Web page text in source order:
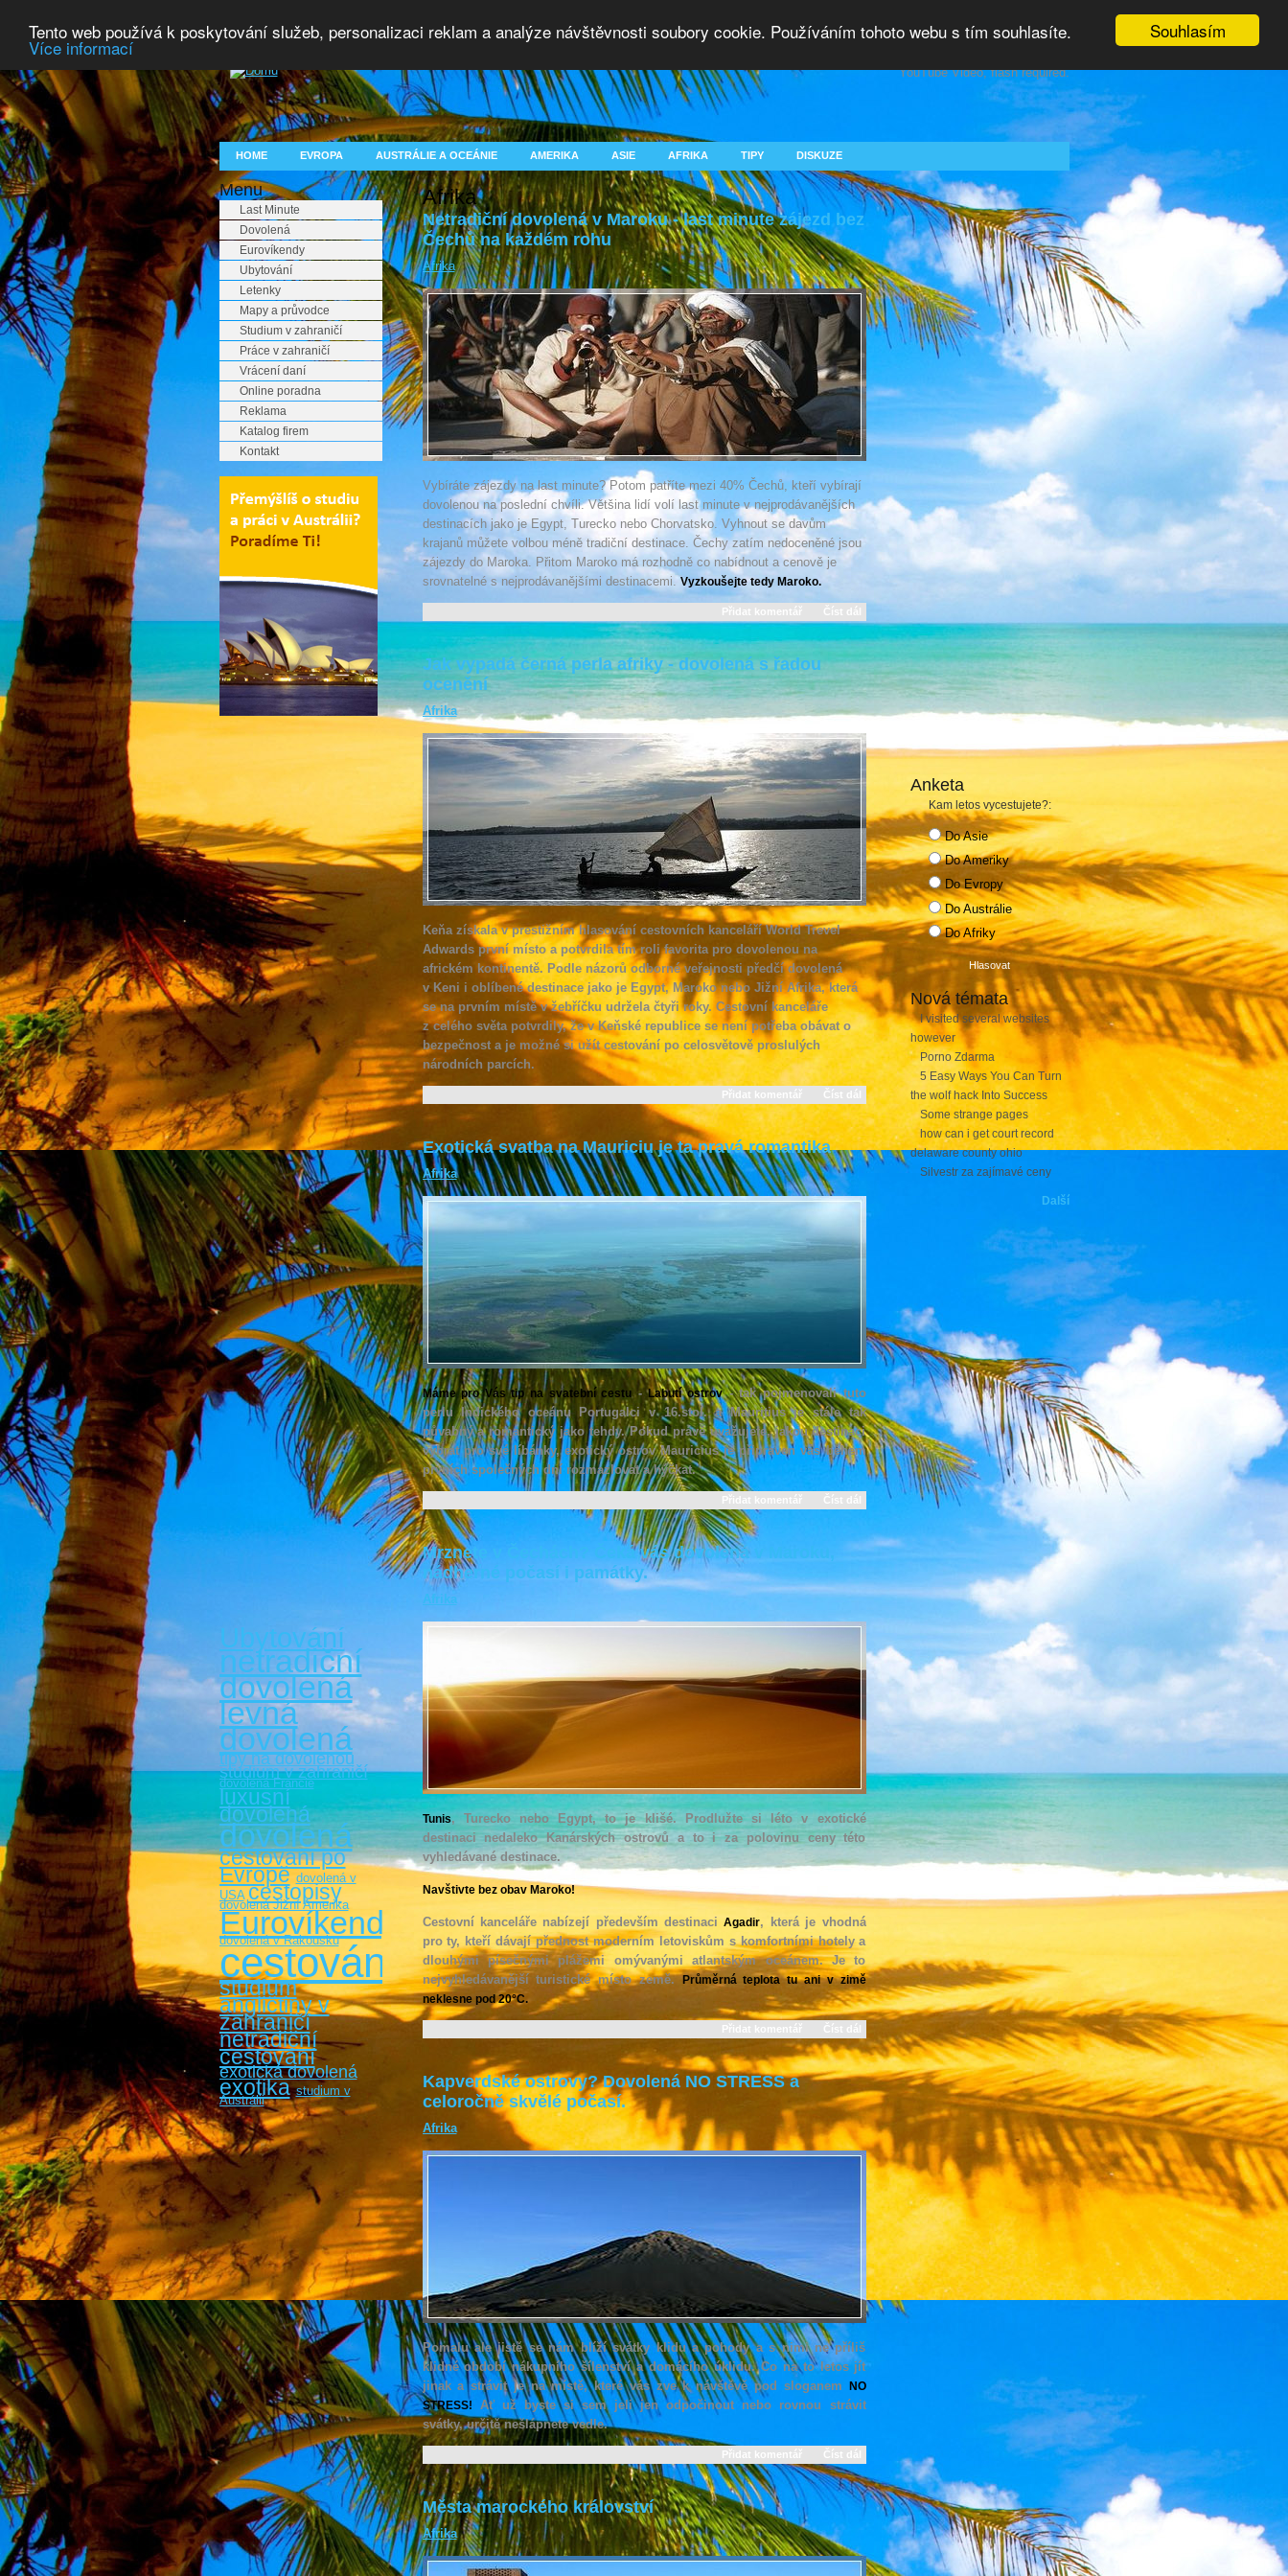
Souhlasím
Tento web používá k poskytování služeb, personalizaci reklam a analýze návštěvnosti soubory cookie. Používáním tohoto webu s tím souhlasíte.
Více informací
YouTube Video, flash required.
HOME EVROPA AUSTRÁLIE A OCEÁNIE AMERIKA ASIE AFRIKA TIPY DISKUZE
Menu
Last Minute
Dovolená
Eurovíkendy
Ubytování
Letenky
Mapy a průvodce
Studium v zahraničí
Práce v zahraničí
Vrácení daní
Online poradna
Reklama
Katalog firem
Kontakt
Ubytování
netradiční
dovolená
levná
dovolená
tipy na dovolenou
studium v zahraničí
dovolená Francie
luxusní
dovolená
dovolená
cestovaní po
Evropě dovolená v
USA cestopisy
dovolená Jižní Amerika
Eurovíkendy
dovolená v Rakousku
cestování
studium
angličtiny v
zahraničí
netradiční
cestování
exotická dovolená
exotika studium v
Austrálii
Anketa
Kam letos vycestujete?:
Do Asie
Do Ameriky
Do Evropy
Do Austrálie
Do Afriky
Nová témata
I visited several websites
however
Porno Zdarma
5 Easy Ways You Can Turn
the wolf hack Into Success
Some strange pages
how can i get court record
delaware county ohio
Silvestr za zajímavé ceny
Další
Afrika
Netradiční dovolená v Maroku - last minute zájezd bez
Čechů na každém rohu
Afrika
Vybíráte zájezdy na last minute? Potom patříte mezi 40% Čechů, kteří vybírají
dovolenou na poslední chvíli. Většina lidí volí last minute v nejprodávanějších
destinacích jako je Egypt, Turecko nebo Chorvatsko. Vyhnout se davům
krajanů můžete volbou méně tradiční destinace. Čechy zatím nedoceněné jsou
zájezdy do Maroka. Přitom Maroko má rozhodně co nabídnout a cenově je
srovnatelné s nejprodávanějšími destinacemi. Vyzkoušejte tedy Maroko.
Přidat komentář Číst dál
Jak vypadá černá perla afriky - dovolená s řadou
ocenění
Afrika
Keňa získala v prestižním hlasování cestovních kanceláří World Trevel
Adwards první místo a potvrdila tím roli favorita pro dovolenou na
africkém kontinentě. Podle názorů odborné veřejnosti předčí dovolená
v Keni i oblíbené destinace jako je Egypt, Maroko nebo Jižní Afrika, která
se na prvním místě v žebříčku udržela čtyři roky. Cestovní kanceláře
z celého světa potvrdily, že v Keňské republice se není potřeba obávat o
bezpečnost a je možné si užít cestování po celosvětově proslulých
národních parcích.
Přidat komentář Číst dál
Exotická svatba na Mauriciu je ta pravá romantika
Afrika
Máme pro Vás tip na svatební cestu-Labutí ostrov- tak pojmenovali tuto
perlu Indického oceánu Portugalci v 16.stol. a Mauritius je stále tak
půvabný a romantický jako tehdy. Pokud právě uvažujete, jakou destinaci
vybrat pro své líbánky, exotický ostrov Mauricius je připraven vás během
prvních společných dní rozmazlovat a hýčkat.
Přidat komentář Číst dál
Mrznete v Čechách? Čeká vás dovolená v Maroku,
nádherné počasí i památky.
Afrika
Tunis, Turecko nebo Egypt, to je klišé. Prodlužte si léto v exotické
destinaci nedaleko Kanárských ostrovů a to i za polovinu ceny této
vyhledávané destinace.
Navštivte bez obav Maroko!
Cestovní kanceláře nabízejí především destinaciAgadir, která je vhodná
pro ty, kteří dávají přednost moderním letoviskům s komfortními hotely a
dlouhými písečnými plážemi omývanými atlantským oceánem. Je to
nejvyhledávanější turistické místo země.Průměrná teplota tu ani v zimě
neklesne pod 20°C.
Přidat komentář Číst dál
Kapverdské ostrovy? Dovolená NO STRESS a
celoročně skvělé počasí.
Afrika
Pomalu ale jistě se nám blíží svátky klidu a pohody a s nimi ne příliš
klidné období nákupního šílenství a domácího úklidu. Co na to letos jít
jinak a strávit je na místě, které vás zve k návštěvě pod sloganem
NO
STRESS! Ať už byste si sem jeli jen odpočinout nebo rovnou strávit
svátky, určitě nešlápnete vedle.
Přidat komentář Číst dál
Města marockého království
Afrika